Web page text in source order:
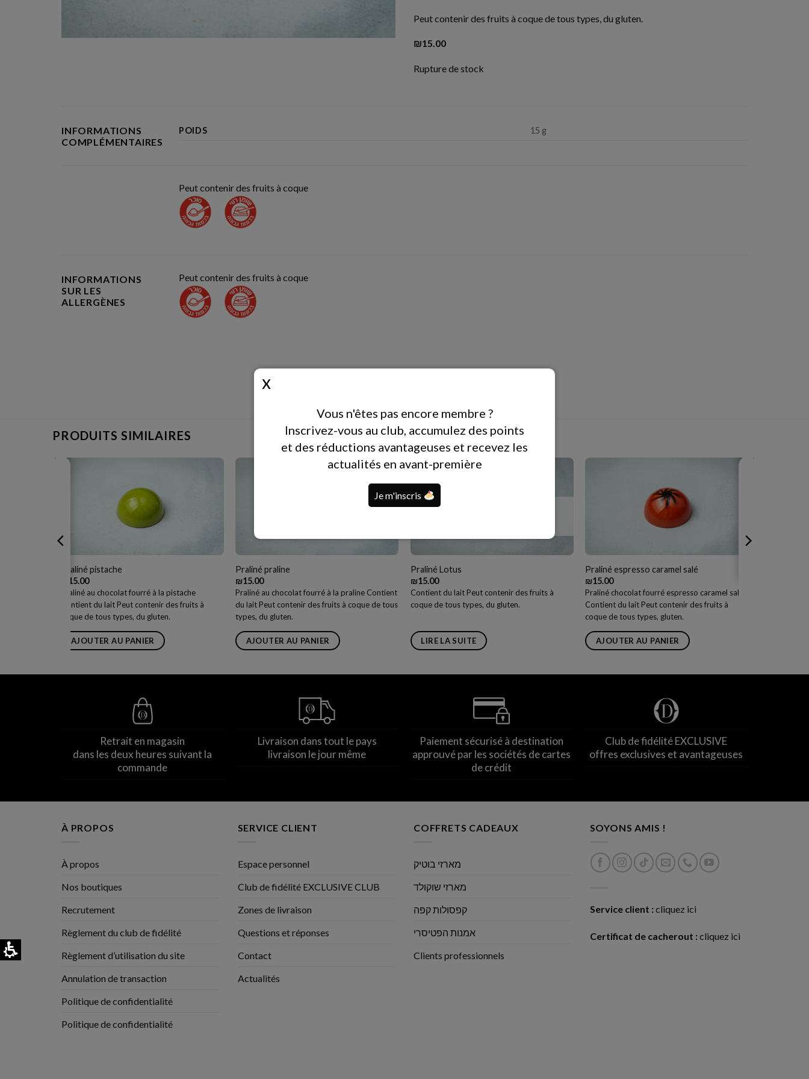
Peut contenir des fruits à coque de tous types, du gluten.
₪15.00
Rupture de stock
INFORMATIONS
COMPLÉMENTAIRES
POIDS 15 g
Peut contenir des fruits à coque
INFORMATIONS
SUR LES
ALLERGÈNES
Peut contenir des fruits à coque
PRODUITS SIMILAIRES
Praliné pistache
15.00
Praliné au chocolat fourré à la pistache
Contient du lait Peut contenir des fruits à
coque de tous types, du gluten.
AJOUTER AU PANIER
Praliné praline
₪15.00
Praliné au chocolat fourré à la praline Contient
du lait Peut contenir des fruits à coque de tous
types, du gluten.
AJOUTER AU PANIER
Praliné Lotus
₪15.00
Contient du lait Peut contenir des fruits à
coque de tous types, du gluten.
LIRE LA SUITE
Praliné espresso caramel salé
₪15.00
Praliné chocolat fourré espresso caramel salé
Contient du lait Peut contenir des fruits à
coque de tous types, gluten.
AJOUTER AU PANIER
Retrait en magasin
dans les deux heures suivant la
commande
Livraison dans tout le pays
livraison le jour même
Paiement sécurisé à destination
approuvé par les sociétés de cartes
de crédit
Club de fidélité EXCLUSIVE
offres exclusives et avantageuses
À PROPOS
À propos
Nos boutiques
Recrutement
Règlement du club de fidélité
Règlement d’utilisation du site
Annulation de transaction
Politique de confidentialité
Politique de confidentialité
SERVICE CLIENT
Espace personnel
Club de fidélité EXCLUSIVE CLUB
Zones de livraison
Questions et réponses
Contact
Actualités
COFFRETS CADEAUX
מארזי בוטיק
מארזי שוקולד
קפסולות קפה
אמנות הפטיסרי
Clients professionnels
SOYONS AMIS !
Service client : cliquez ici
Certificat de cacherout : cliquez ici
Vous n'êtes pas encore membre ?
Inscrivez-vous au club, accumulez des points
et des réductions avantageuses et recevez les
actualités en avant-première
Je m'inscris